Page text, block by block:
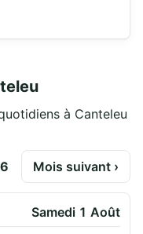
à Canteleu
Mois suivant ›
Samedi 1 Août